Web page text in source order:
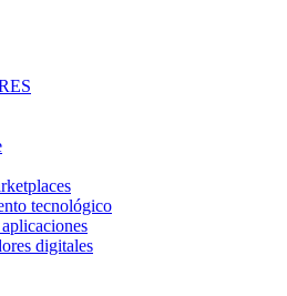
tecnológico
digitales